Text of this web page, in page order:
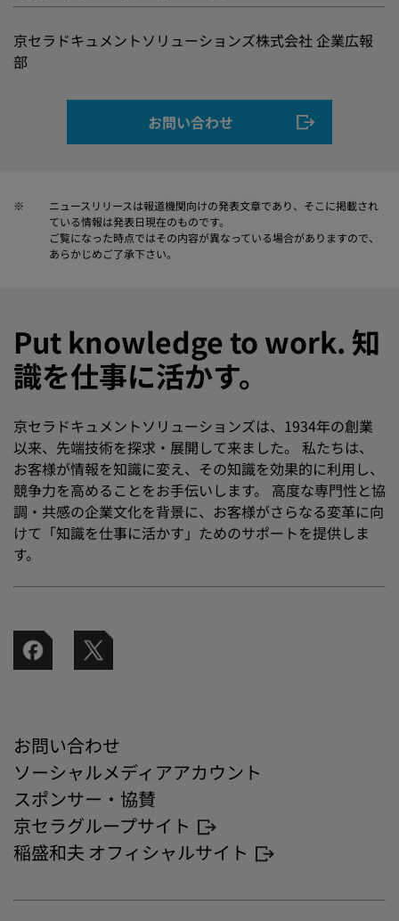
京セラドキュメントソリューションズ株式会社 企業広報
部
お問い合わせ
※
ニュースリリースは報道機関向けの発表文章であり、そこに掲載され
ている情報は発表日現在のものです。
ご覧になった時点ではその内容が異なっている場合がありますので、
あらかじめご了承下さい。
Put knowledge to work. 知
識を仕事に活かす。
京セラドキュメントソリューションズは、1934年の創業
以来、先端技術を探求・展開して来ました。 私たちは、
お客様が情報を知識に変え、その知識を効果的に利用し、
競争力を高めることをお手伝いします。 高度な専門性と協
調・共感の企業文化を背景に、お客様がさらなる変革に向
けて「知識を仕事に活かす」ためのサポートを提供しま
す。
お問い合わせ
ソーシャルメディアアカウント
スポンサー・協賛
京セラグループサイト
稲盛和夫 オフィシャルサイト